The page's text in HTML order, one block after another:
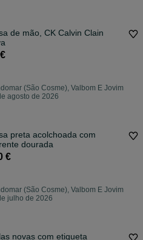
de mão, CK Calvin Clain
(São Cosme), Valbom E Jovim
agosto de 2026
preta acolchoada com
dourada
€
(São Cosme), Valbom E Jovim
julho de 2026
novas com etiqueta